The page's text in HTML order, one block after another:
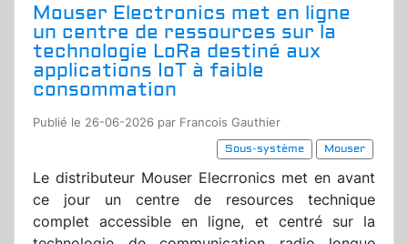
Mouser Electronics met en ligne
un centre de ressources sur la
technologie LoRa destiné aux
applications IoT à faible
consommation
Publié le 26-06-2026 par Francois Gauthier
Sous-système
Mouser
Le distributeur Mouser Elecrronics met en avant
ce jour un centre de resources technique
complet accessible en ligne, et centré sur la